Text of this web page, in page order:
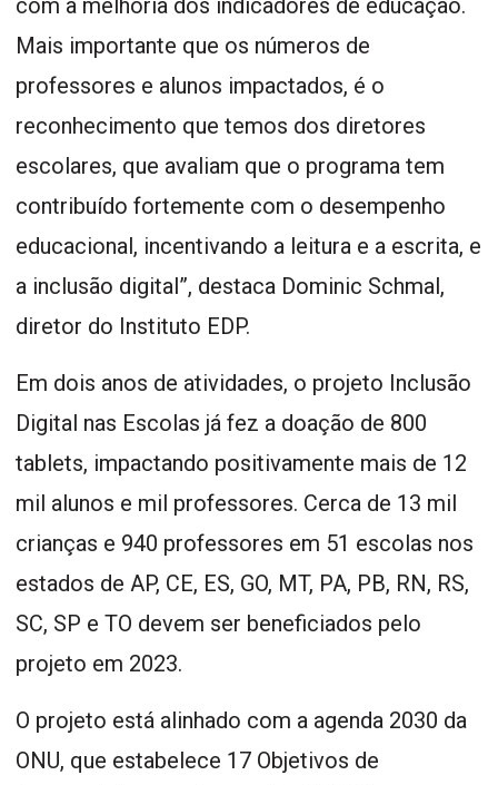
Mais importante que os números de
professores e alunos impactados, é o
reconhecimento que temos dos diretores
escolares, que avaliam que o programa tem
contribuído fortemente com o desempenho
educacional, incentivando a leitura e a escrita, e
a inclusão digital”, destaca Dominic Schmal,
diretor do Instituto EDP.
Em dois anos de atividades, o projeto Inclusão
Digital nas Escolas já fez a doação de 800
tablets, impactando positivamente mais de 12
mil alunos e mil professores. Cerca de 13 mil
crianças e 940 professores em 51 escolas nos
estados de AP, CE, ES, GO, MT, PA, PB, RN, RS,
SC, SP e TO devem ser beneficiados pelo
projeto em 2023.
O projeto está alinhado com a agenda 2030 da
ONU, que estabelece 17 Objetivos de